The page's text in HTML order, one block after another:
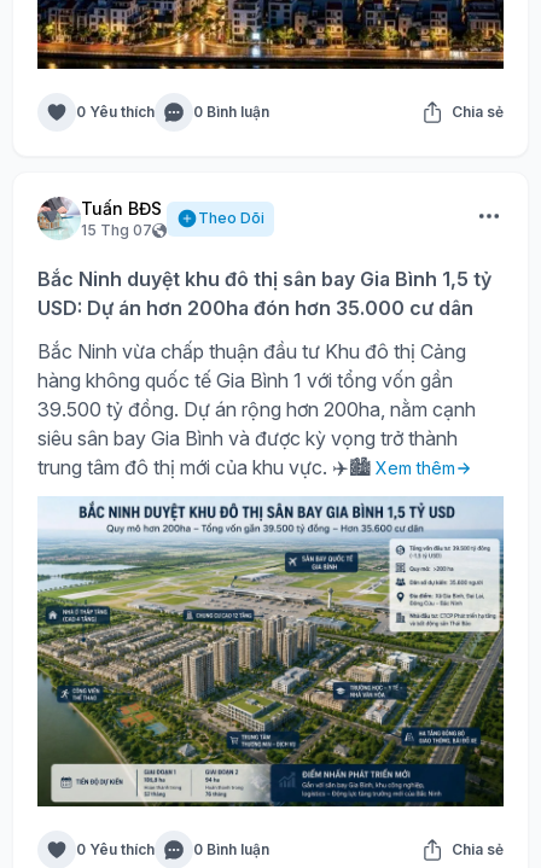
0 Yêu thích 0 Bình luận Chia sẻ
Tuấn BĐS
15 Thg 07
Theo Dõi
Bắc Ninh duyệt khu đô thị sân bay Gia Bình 1,5 tỷ
USD: Dự án hơn 200ha đón hơn 35.000 cư dân
Bắc Ninh vừa chấp thuận đầu tư Khu đô thị Cảng
hàng không quốc tế Gia Bình 1 với tổng vốn gần
39.500 tỷ đồng. Dự án rộng hơn 200ha, nằm cạnh
siêu sân bay Gia Bình và được kỳ vọng trở thành
trung tâm đô thị mới của khu vực. ✈️🏙️ Xem thêm
0 Yêu thích 0 Bình luận Chia sẻ